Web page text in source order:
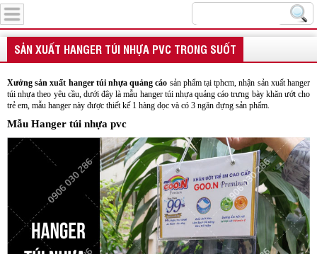
Menu
SẢN XUẤT HANGER TÚI NHỰA PVC TRONG SUỐT
Xưởng sản xuất hanger túi nhựa quảng cáo sản phẩm tại tphcm, nhận sản xuất hanger
túi nhựa theo yêu cầu, dưới đây là mẫu hanger túi nhựa quảng cáo trưng bày khăn ướt cho
trẻ em, mẫu hanger này được thiết kế 1 hàng dọc và có 3 ngăn đựng sản phẩm.
Mẫu Hanger túi nhựa pvc